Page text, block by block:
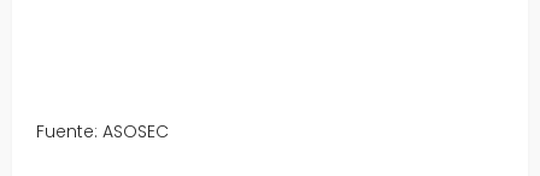
Fuente: ASOSEC